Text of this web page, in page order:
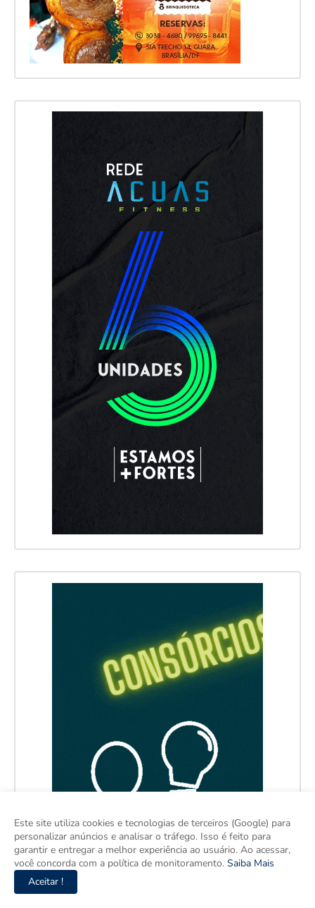
Este site utiliza cookies e tecnologias de terceiros (Google) para
personalizar anúncios e analisar o tráfego. Isso é feito para
garantir e entregar a melhor experiência ao usuário. Ao acessar,
você concorda com a política de monitoramento. Saiba Mais
Aceitar !